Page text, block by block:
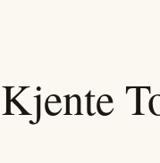
Kjente